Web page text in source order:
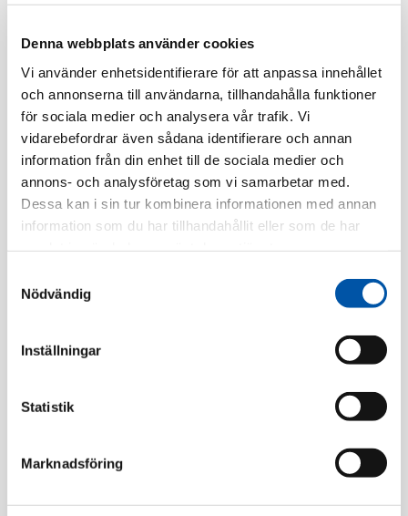
Denna webbplats använder cookies
Vi använder enhetsidentifierare för att anpassa innehållet
och annonserna till användarna, tillhandahålla funktioner
för sociala medier och analysera vår trafik. Vi
vidarebefordrar även sådana identifierare och annan
information från din enhet till de sociala medier och
annons- och analysföretag som vi samarbetar med.
Dessa kan i sin tur kombinera informationen med annan
information som du har tillhandahållit eller som de har
Nödvändig
Inställningar
Statistik
Marknadsföring
Finns i flera färger
Beskrivning
Specifikation